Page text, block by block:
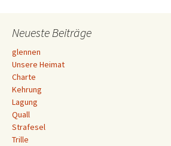
Navigation
Neueste Beiträge
glennen
Unsere Heimat
Charte
Kehrung
Lagung
Quall
Strafesel
Trille